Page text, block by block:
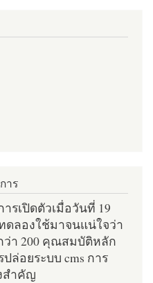
าร
รเปิดตัวเมื่อวันที่ 19
ดลองใช้มาจนแน่ใจว่า
า 200 คุณสมบัติหลัก
ล่อยระบบ cms การ
สำคัญ